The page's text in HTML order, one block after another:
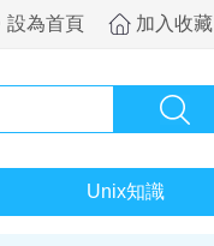
設為首頁 加入收藏
Unix知識